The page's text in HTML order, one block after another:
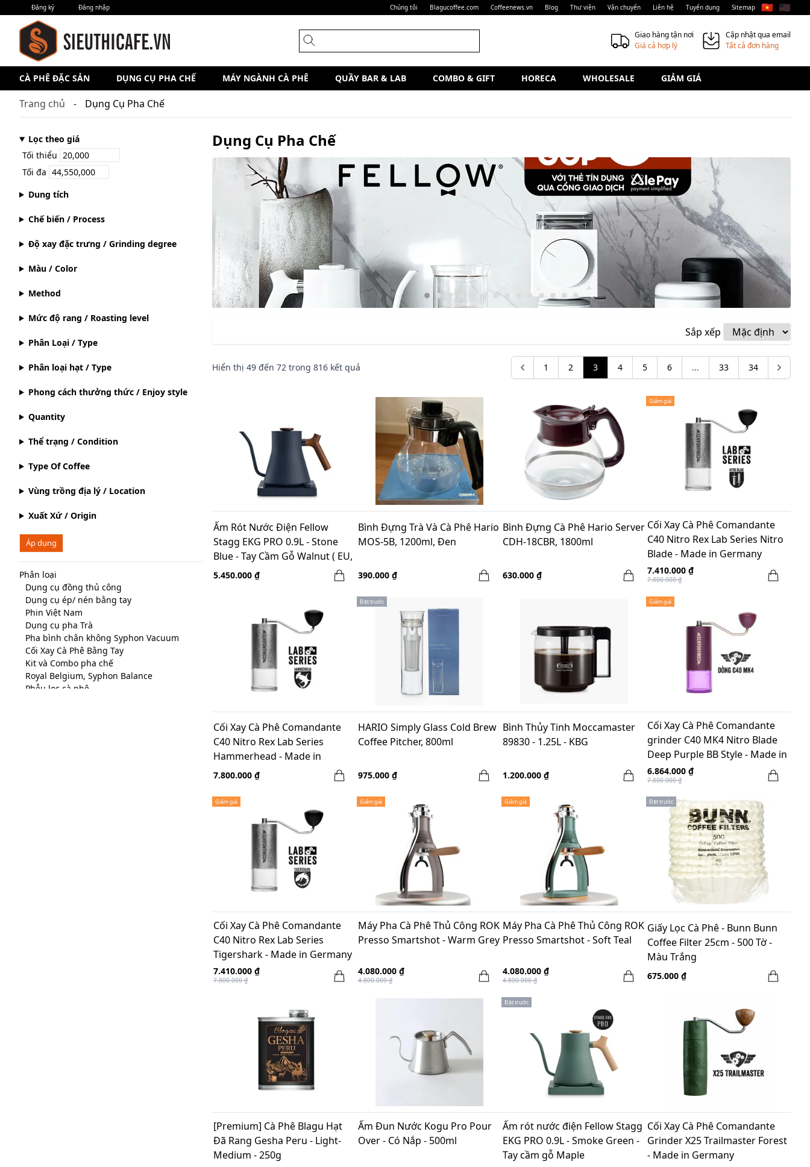
Đăng ký Đăng nhập Chúng tôi Blagucoffee.com Coffeenews.vn Blog Thư viện Vận chuyển Liên hệ Tuyển dụng Sitemap 🇻🇳 🇺🇸
Giao hàng tận nơi
Giá cả hợp lý
Cập nhật qua email
Tất cả đơn hàng
CÀ PHÊ ĐẶC SẢN DỤNG CỤ PHA CHẾ MÁY NGÀNH CÀ PHÊ QUẦY BAR & LAB COMBO & GIFT HORECA WHOLESALE GIẢM GIÁ
Trang chủ Dụng Cụ Pha Chế
Lọc theo giá
Tối thiểu
Tối đa
Dung tích
Chế biến / Process
Độ xay đặc trưng / Grinding degree
Màu / Color
Method
Mức độ rang / Roasting level
Phân Loại / Type
Phân loại hạt / Type
Phong cách thưởng thức / Enjoy style
Quantity
Thể trạng / Condition
Type Of Coffee
Vùng trồng địa lý / Location
Xuất Xứ / Origin
Áp dụng
Phân loại
Dụng cụ đồng thủ công
Dụng cụ ép/ nén bằng tay
Phin Việt Nam
Dụng cụ pha Trà
Pha bình chân không Syphon Vacuum
Cối Xay Cà Phê Bằng Tay
Kit và Combo pha chế
Royal Belgium, Syphon Balance
Phễu lọc cà phê
Dụng Cụ Pha Chế
Sắp xếp
Hiển thị 49 đến 72 trong 816 kết quả 1 2 3 4 5 6 ... 33 34
Ấm Rót Nước Điện Fellow
Stagg EKG PRO 0.9L - Stone
Blue - Tay Cầm Gỗ Walnut ( EU,
220V, F Plug)
5.450.000 ₫
Bình Đựng Trà Và Cà Phê Hario
MOS-5B, 1200ml, Đen
390.000 ₫
Bình Đựng Cà Phê Hario Server
CDH-18CBR, 1800ml
630.000 ₫
Giảm giá
Cối Xay Cà Phê Comandante
C40 Nitro Rex Lab Series Nitro
Blade - Made in Germany
7.410.000 ₫
7.800.000 ₫
Cối Xay Cà Phê Comandante
C40 Nitro Rex Lab Series
Hammerhead - Made in
Germany
7.800.000 ₫
Đặt trước
HARIO Simply Glass Cold Brew
Coffee Pitcher, 800ml
975.000 ₫
Bình Thủy Tinh Moccamaster
89830 - 1.25L - KBG
1.200.000 ₫
Giảm giá
Cối Xay Cà Phê Comandante
grinder C40 MK4 Nitro Blade
Deep Purple BB Style - Made in
Germany
6.864.000 ₫
7.800.000 ₫
Giảm giá
Cối Xay Cà Phê Comandante
C40 Nitro Rex Lab Series
Tigershark - Made in Germany
7.410.000 ₫
7.800.000 ₫
Giảm giá
Máy Pha Cà Phê Thủ Công ROK
Presso Smartshot - Warm Grey
4.080.000 ₫
4.800.000 ₫
Giảm giá
Máy Pha Cà Phê Thủ Công ROK
Presso Smartshot - Soft Teal
4.080.000 ₫
4.800.000 ₫
Đặt trước
Giấy Lọc Cà Phê - Bunn Bunn
Coffee Filter 25cm - 500 Tờ -
Màu Trắng
675.000 ₫
[Premium] Cà Phê Blagu Hạt
Đã Rang Gesha Peru - Light-
Medium - 250g
Ấm Đun Nước Kogu Pro Pour
Over - Có Nắp - 500ml
Đặt trước
Ấm rót nước điện Fellow Stagg
EKG PRO 0.9L - Smoke Green -
Tay cầm gỗ Maple
Cối Xay Cà Phê Comandante
Grinder X25 Trailmaster Forest
- Made in Germany